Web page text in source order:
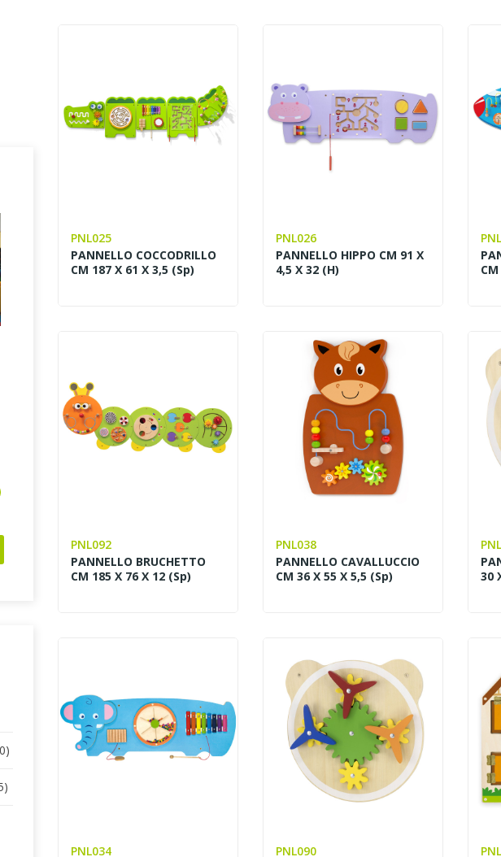
collaudi e arredi funzionali
Quando si progetta una ludoteca,
l’attenzione viene spesso
concentrata sui giochi principali:
Playground e multigame
per ludoteche: come creare
un’area gioco indoor
completa
Realizzare una ludoteca o una sala
feste significa progettare uno
spazio capace di coinvolgere i
bambini,...
PNL025
PANNELLO COCCODRILLO
CM 187 X 61 X 3,5 (sp)
PNL026
PANNELLO HIPPO CM 91 X
4,5 X 32 (H)
PNL092
PANNELLO BRUCHETTO
CM 185 X 76 X 12 (sp)
PNL038
PANNELLO CAVALLUCCIO
CM 36 X 55 X 5,5 (sp)
30
PNL034
PNL090